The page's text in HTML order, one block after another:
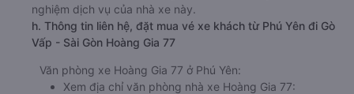
nghiệm dịch vụ của nhà xe này.
h. Thông tin liên hệ, đặt mua vé xe khách từ Phú Yên đi Gò
Vấp - Sài Gòn Hoàng Gia 77
Văn phòng xe Hoàng Gia 77 ở Phú Yên:
Xem địa chỉ văn phòng nhà xe Hoàng Gia 77: